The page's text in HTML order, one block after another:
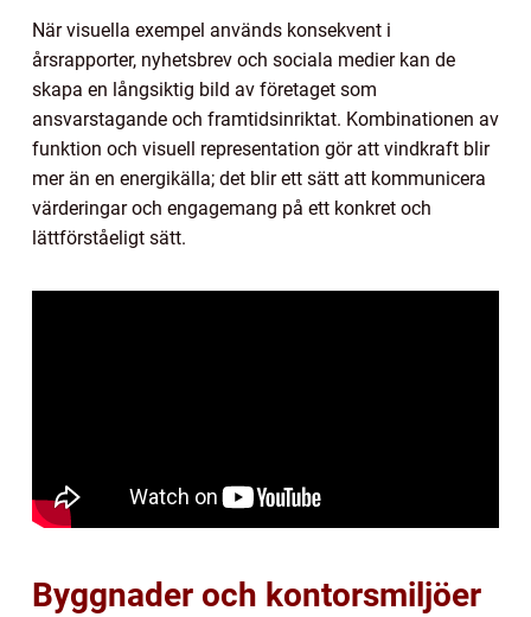
När visuella exempel används konsekvent i
årsrapporter, nyhetsbrev och sociala medier kan de
skapa en långsiktig bild av företaget som
ansvarstagande och framtidsinriktat. Kombinationen av
funktion och visuell representation gör att vindkraft blir
mer än en energikälla; det blir ett sätt att kommunicera
värderingar och engagemang på ett konkret och
lättförståeligt sätt.
Byggnader och kontorsmiljöer